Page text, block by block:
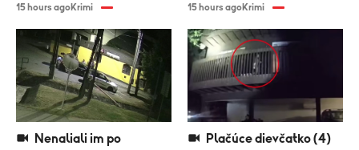
15 hours agoKrimi 15 hours agoKrimi